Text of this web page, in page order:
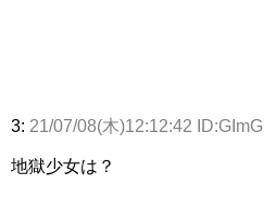
3: 21/07/08(木)12:12:42 ID:GImG
地獄少女は？